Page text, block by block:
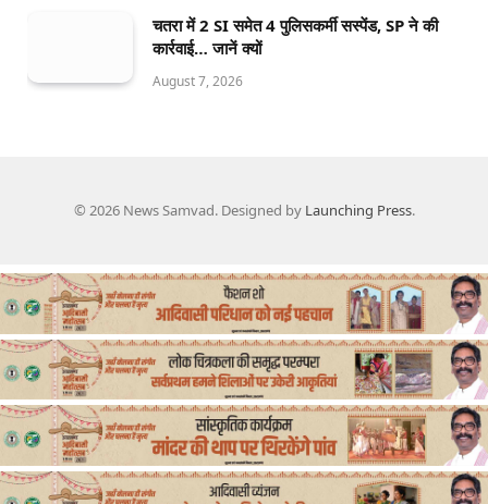
चतरा में 2 SI समेत 4 पुलिसकर्मी सस्पेंड, SP ने की
कार्रवाई… जानें क्यों
August 7, 2026
© 2026 News Samvad. Designed by Launching Press.